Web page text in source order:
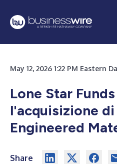
May 12, 2026 1:22 PM Eastern
Lone Star
l'acquisizione di
Engineered
Share